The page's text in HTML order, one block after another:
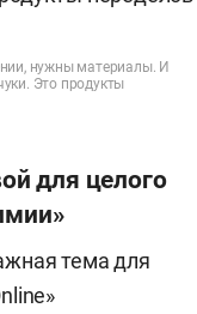
за тонну (с
стоит сейчас
тонну (с
нужны материалы. И
Это продукты
для целого
тема для